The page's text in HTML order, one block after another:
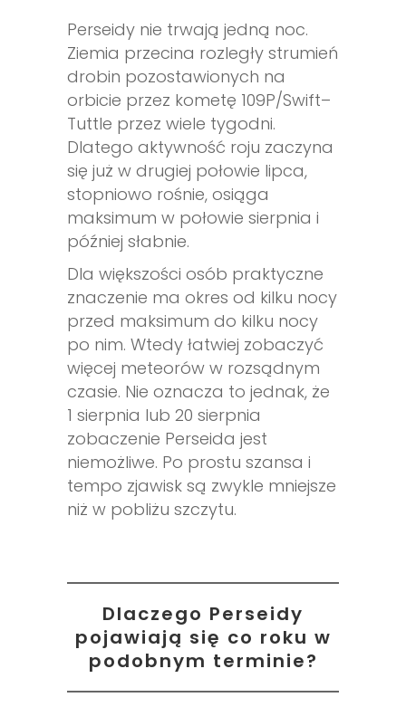
Perseidy nie trwają jedną noc.
Ziemia przecina rozległy strumień
drobin pozostawionych na
orbicie przez kometę 109P/Swift–
Tuttle przez wiele tygodni.
Dlatego aktywność roju zaczyna
się już w drugiej połowie lipca,
stopniowo rośnie, osiąga
maksimum w połowie sierpnia i
później słabnie.
Dla większości osób praktyczne
znaczenie ma okres od kilku nocy
przed maksimum do kilku nocy
po nim. Wtedy łatwiej zobaczyć
więcej meteorów w rozsądnym
czasie. Nie oznacza to jednak, że
1 sierpnia lub 20 sierpnia
zobaczenie Perseida jest
niemożliwe. Po prostu szansa i
tempo zjawisk są zwykle mniejsze
niż w pobliżu szczytu.
Dlaczego Perseidy
pojawiają się co roku w
podobnym terminie?